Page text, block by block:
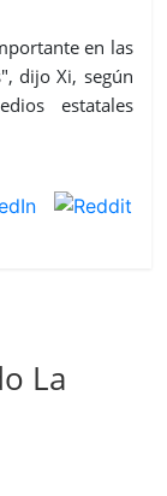
en las
dijo Xi, según
estatales
La